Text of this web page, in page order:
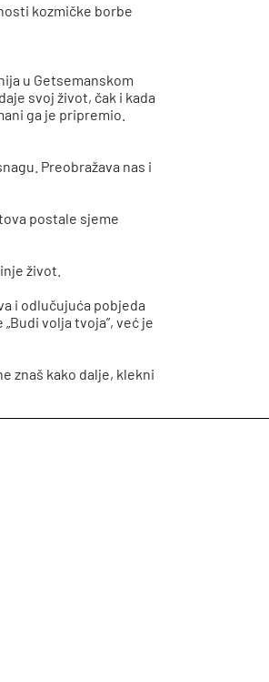
kozmičke borbe
u Getsemanskom
svoj život, čak i kada
ga je pripremio.
Preobražava nas i
postale sjeme
život.
i odlučujuća pobjeda
volja tvoja”, već je
znaš kako dalje, klekni